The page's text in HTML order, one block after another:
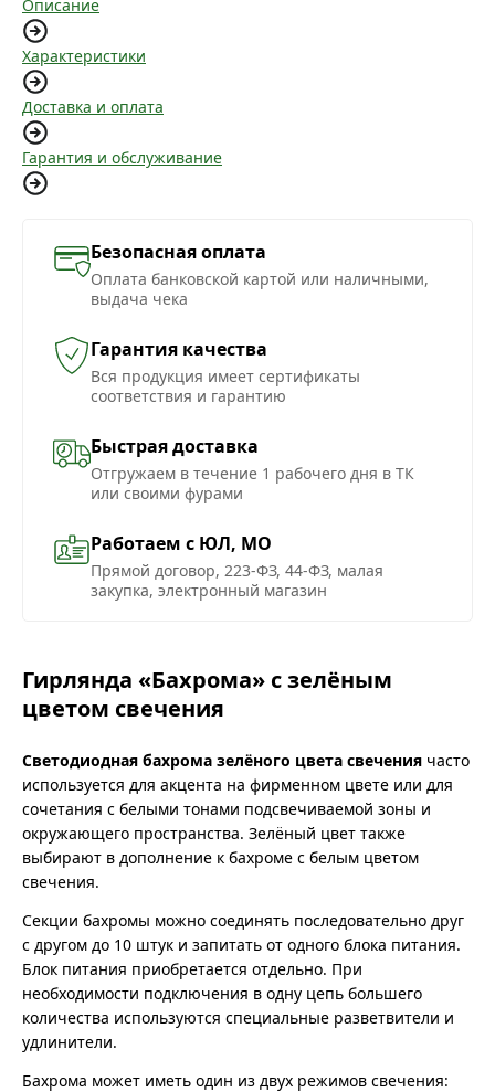
Описание
Характеристики
Доставка и оплата
Гарантия и обслуживание
Безопасная оплата
Оплата банковской картой или наличными,
выдача чека
Гарантия качества
Вся продукция имеет сертификаты
соответствия и гарантию
Быстрая доставка
Отгружаем в течение 1 рабочего дня в ТК
или своими фурами
Работаем с ЮЛ, МО
Прямой договор, 223-ФЗ, 44-ФЗ, малая
закупка, электронный магазин
Гирлянда «Бахрома» с зелёным
цветом свечения
Светодиодная бахрома зелёного цвета свечения часто
используется для акцента на фирменном цвете или для
сочетания с белыми тонами подсвечиваемой зоны и
окружающего пространства. Зелёный цвет также
выбирают в дополнение к бахроме с белым цветом
свечения.
Секции бахромы можно соединять последовательно друг
с другом до 10 штук и запитать от одного блока питания.
Блок питания приобретается отдельно. При
необходимости подключения в одну цепь большего
количества используются специальные разветвители и
удлинители.
Бахрома может иметь один из двух режимов свечения: